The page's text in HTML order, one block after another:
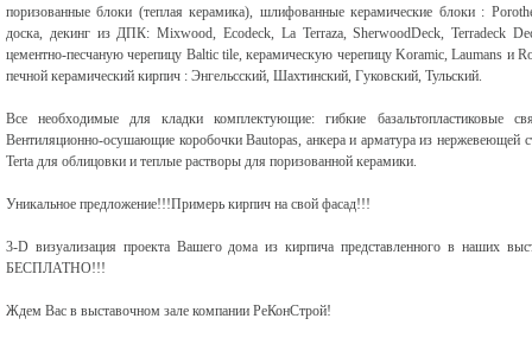
поризованные блоки (теплая керамика), шлифованные керамические блоки :
доска, декинг из ДПК: Mixwood, Ecodeck, La Terraza, SherwoodDeck, Terradeck
цементно-песчаную черепицу Baltic tile, керамическую черепицу Koramic, Laumans и
печной керамический кирпич : Энгельсский, Шахтинский, Гуковский, Тульский.
Все необходимые для кладки комплектующие: гибкие базальтопластиковые
Вентиляционно-осушающие коробочки Bautopas, анкера и арматура из нержевеющей
Terta для облицовки и теплые растворы для поризованной керамики.
Уникальное предложение!!!Примерь кирпич на свой фасад!!!
3-D визуализация проекта Вашего дома из кирпича представленного в наших
БЕСПЛАТНО!!!
Ждем Вас в выставочном зале компании РеКонСтрой!